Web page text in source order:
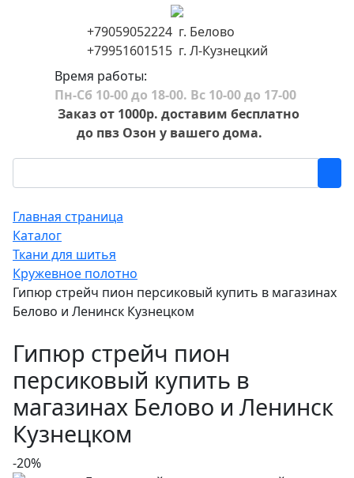
+79059052224 г. Белово
+79951601515 г. Л-Кузнецкий
Время работы:
Пн-Сб 10-00 до 18-00. Вс 10-00 до 17-00
Заказ от 1000р. доставим бесплатно
до пвз Озон у вашего дома.
Главная страница
Каталог
Ткани для шитья
Кружевное полотно
Гипюр стрейч пион персиковый купить в магазинах
Белово и Ленинск Кузнецком
Гипюр стрейч пион
персиковый купить в
магазинах Белово и Ленинск
Кузнецком
-20%